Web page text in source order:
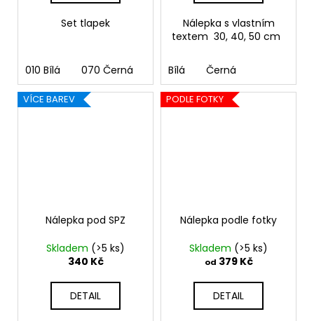
Set tlapek
010 Bílá 070 Černá 090 Stříbrná
Nálepka s vlastním
textem 30, 40, 50 cm
Bílá Černá
VÍCE BAREV
Nálepka pod SPZ
Skladem (>5 ks)
340 Kč
DETAIL
PODLE FOTKY
Nálepka podle fotky
Skladem (>5 ks)
od 379 Kč
DETAIL